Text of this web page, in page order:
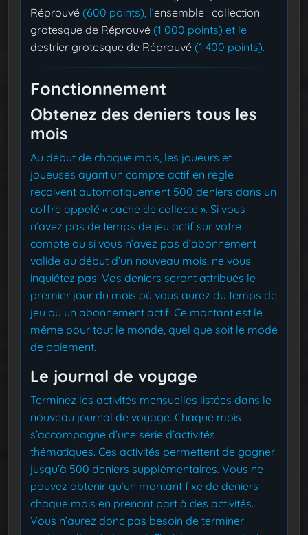
Réprouvé (600 points), l’ensemble : collection
grotesque de Réprouvé (1 000 points) et le
destrier grotesque de Réprouvé (1 400 points).
Fonctionnement
Obtenez des deniers tous les
mois
Au début de chaque mois, les joueurs et
joueuses ayant un compte actif en règle
reçoivent automatiquement 500 deniers dans un
coffre appelé « cache de collecte ». Si vous
n’avez pas de temps de jeu actif sur votre
compte ou si vous n’avez pas d’abonnement
valide au début d’un nouveau mois, ne vous
inquiétez pas. Vos deniers seront attribués le
premier jour du mois où vous aurez du temps de
jeu ou un abonnement actif. Ce montant est le
même pour tout le monde, quel que soit le mode
de paiement.
Le journal de voyage
Terminez les activités mensuelles listées dans le
nouveau journal de voyage. Chaque mois
s’accompagne d’une série d’activités
thématiques. Ces activités permettent de gagner
jusqu’à 500 deniers supplémentaires. Vous ne
pouvez obtenir qu’un montant fixe de deniers
chaque mois en prenant part à des activités.
Vous n’aurez donc pas besoin de terminer